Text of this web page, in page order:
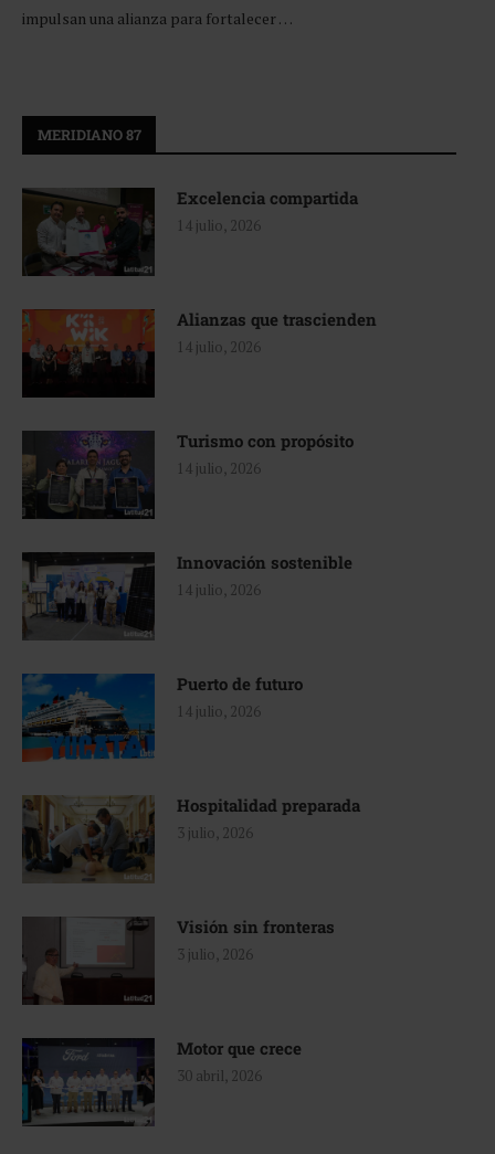
impulsan una alianza para fortalecer …
MERIDIANO 87
Excelencia compartida
14 julio, 2026
Alianzas que trascienden
14 julio, 2026
Turismo con propósito
14 julio, 2026
Innovación sostenible
14 julio, 2026
Puerto de futuro
14 julio, 2026
Hospitalidad preparada
3 julio, 2026
Visión sin fronteras
3 julio, 2026
Motor que crece
30 abril, 2026